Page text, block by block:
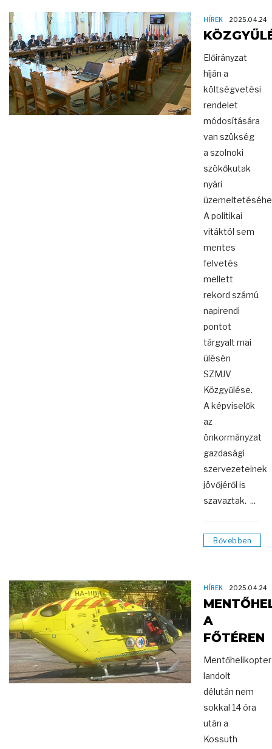
HÍREK 2025.04.24
Előirányzat
híján a
költségvetési
rendelet
módosítására
van szükség
a szolnoki
szökőkutak
nyári
A politikai
vitáktól sem
mentes
felvetés
mellett
rekord számú
napirendi
pontot
tárgyalt mai
ülésén
SZMJV
Közgyűlése.
A képviselők
az
önkormányzat
gazdasági
szervezeteinek
jövőjéről is
szavaztak. ...
Bővebben
HÍREK 2025.04.24
A
FŐTÉREN
Mentőhelikopter
landolt
délután nem
sokkal 14 óra
után a
Kossuth